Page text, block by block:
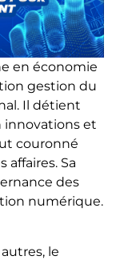
en économie
gestion du
Il détient
innovations et
couronné
affaires. Sa
des
numérique.
le